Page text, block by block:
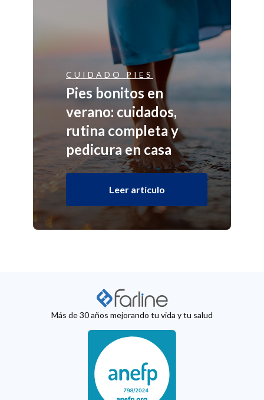
CUIDADO PIES
Pies bonitos en
verano: cuidados,
rutina completa y
pedicura en casa
Leer artículo
Más de 30 años mejorando tu vida y tu salud